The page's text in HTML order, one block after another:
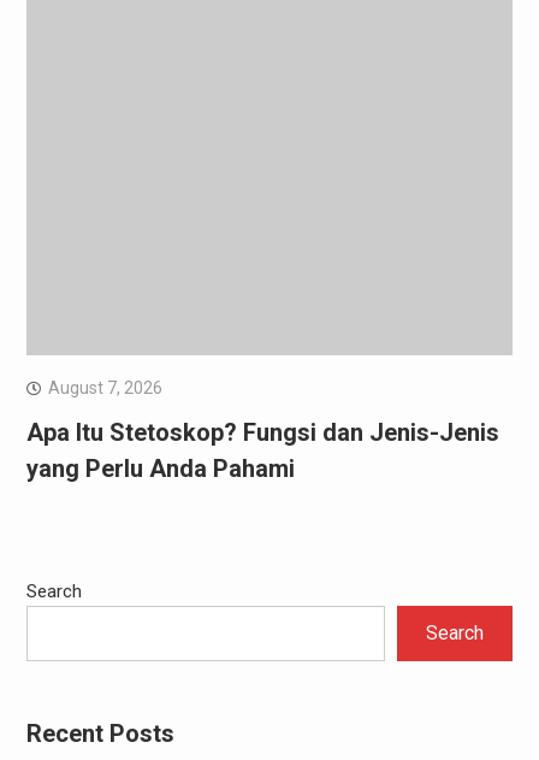
August 7, 2026
Apa Itu Stetoskop? Fungsi dan Jenis-Jenis
yang Perlu Anda Pahami
Search
Search
Recent Posts